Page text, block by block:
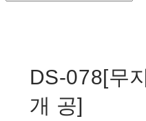
DS-078[무지
개 공]